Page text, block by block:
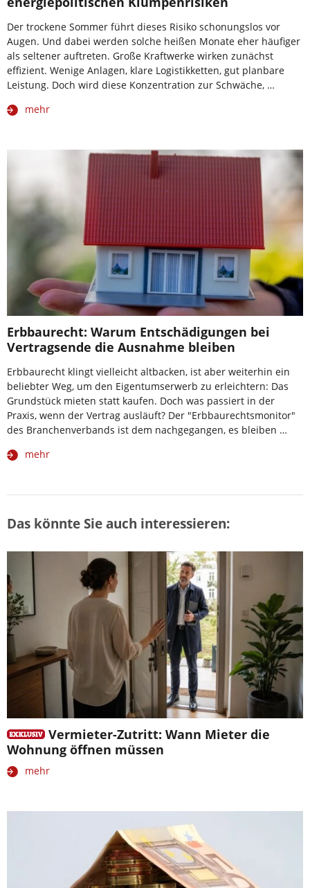
Der trockene Sommer führt dieses Risiko schonungslos vor
Augen. Und dabei werden solche heißen Monate eher häufiger
als seltener auftreten. Große Kraftwerke wirken zunächst
effizient. Wenige Anlagen, klare Logistikketten, gut planbare
Leistung. Doch wird diese Konzentration zur Schwäche, …
mehr
Erbbaurecht: Warum Entschädigungen bei
Vertragsende die Ausnahme bleiben
Erbbaurecht klingt vielleicht altbacken, ist aber weiterhin ein
beliebter Weg, um den Eigentumserwerb zu erleichtern: Das
Grundstück mieten statt kaufen. Doch was passiert in der
Praxis, wenn der Vertrag ausläuft? Der "Erbbaurechtsmonitor"
des Branchenverbands ist dem nachgegangen, es bleiben …
mehr
Das könnte Sie auch interessieren:
Vermieter-Zutritt: Wann Mieter die
Wohnung öffnen müssen
mehr